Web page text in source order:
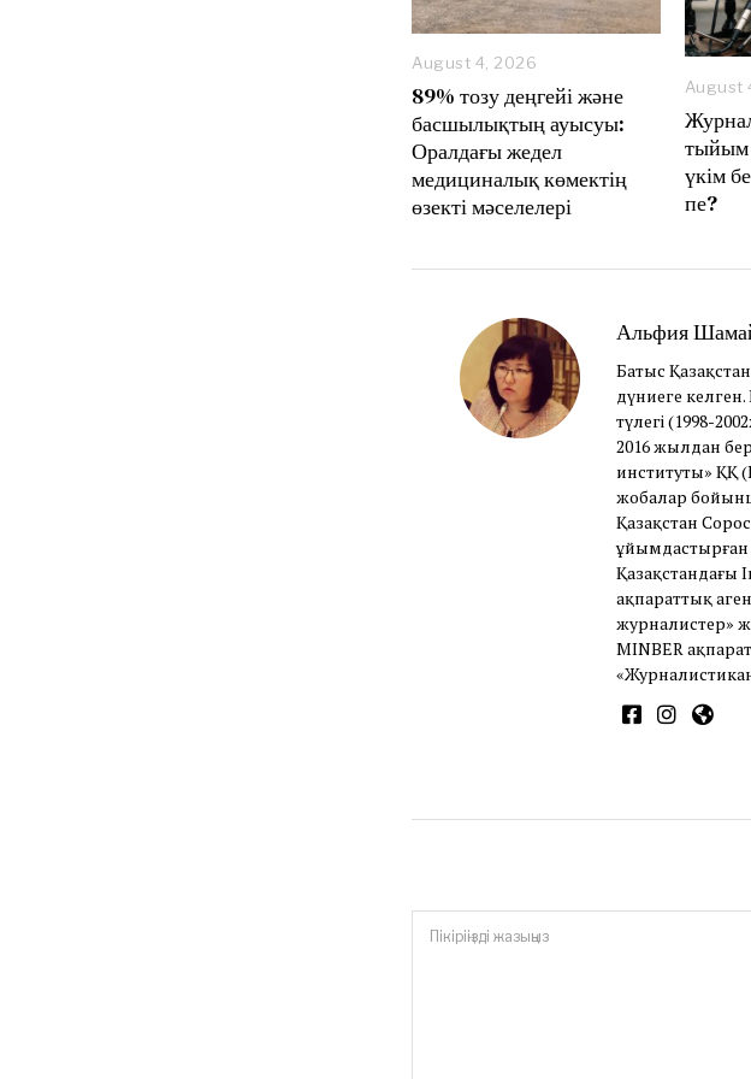
August 4, 2026
89% тозу деңгейі және
басшылықтың ауысуы:
Оралдағы жедел
медициналық көмектің
өзекті мәселелері
August
тыйым
үкім
пе?
Альфия
Батыс
дүниеге
түлегі (1998-
2016 жылдан
институты» ҚҚ
жобалар
Қазақстан
ұйымдастырған
Қазақстандағы
ақпараттық
журналистер»
MINBER